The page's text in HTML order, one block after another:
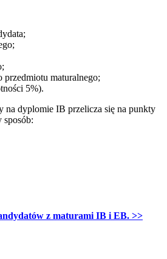
maturalnego;
5%).
na dyplomie IB przelicza się na punkty
sposób:
z maturami IB i EB. >>